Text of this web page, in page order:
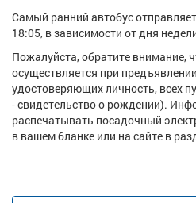
Самый ранний автобус
18:05, в зависимости от дня
Пожалуйста, обратите внимание,
осуществляется при
удостоверяющих личность, всех
- свидетельство о рождении).
распечатывать посадочный
в вашем бланке или на сайте в